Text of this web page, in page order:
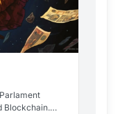
Blockchain.